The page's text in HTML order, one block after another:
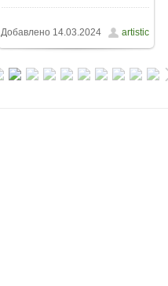
Добавлено 14.03.2024 artistic